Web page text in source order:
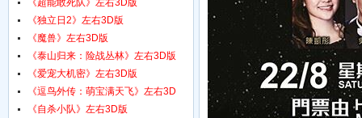
《超能敢死队》左右3D版
《独立日2》左右3D版
《魔兽》左右3D版
《泰山归来：险战丛林》左右3D版
《爱宠大机密》左右3D版
《逗鸟外传：萌宝满天飞》左右3D
版
《自杀小队》左右3D版